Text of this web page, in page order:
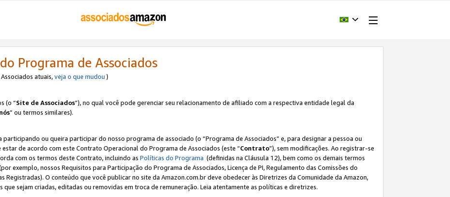
Programa de Associados
Associados atuais,veja o que mudou )
(o “Site de Associados”), no qual você pode gerenciar seu relacionamento de afiliado com a respectiva entidade legal da
nós” ou termos similares).
ou queira participar do nosso programa de associado (o “Programa de Associados” e, para designar a pessoa ou
estar de acordo com este Contrato Operacional do Programa de Associados (este “Contrato”), sem modificações. Ao registrar-se
com os termos deste Contrato, incluindo as Políticas do Programa (definidas na Cláusula 12), bem como os demais termos
exemplo, nossos Requisitos para Participação do Programa de Associados, Licença de PI, Regulamento das Comissões do
Registradas). O conteúdo que você publicar no site da Amazon.com.br deve obedecer às Diretrizes da Comunidade da Amazon,
sejam criadas, editadas ou removidas em troca de remuneração. Leia atentamente as políticas e diretrizes.